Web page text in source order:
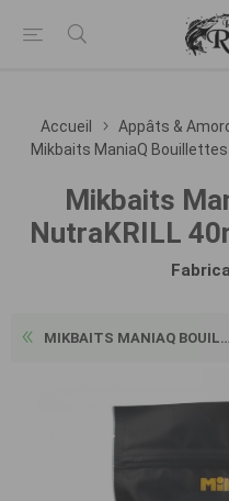
Accueil Appâts &
Mikbaits ManiaQ
Mikbaits
NutraKRILL
MIKBAITS MANIAQ BOUILLETTES...